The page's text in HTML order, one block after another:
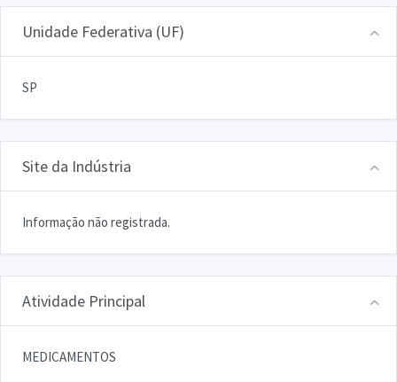
Unidade Federativa (UF)
SP
Site da Indústria
Informação não registrada.
Atividade Principal
MEDICAMENTOS